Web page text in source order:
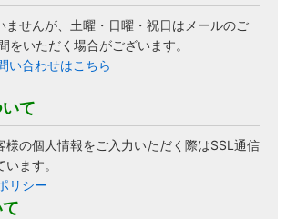
ませんが、土曜・日曜・祝日はメールのご
をいただく場合がございます。
い合わせはこちら
て
様の個人情報をご入力いただく際はSSL通信
ます。
リシー